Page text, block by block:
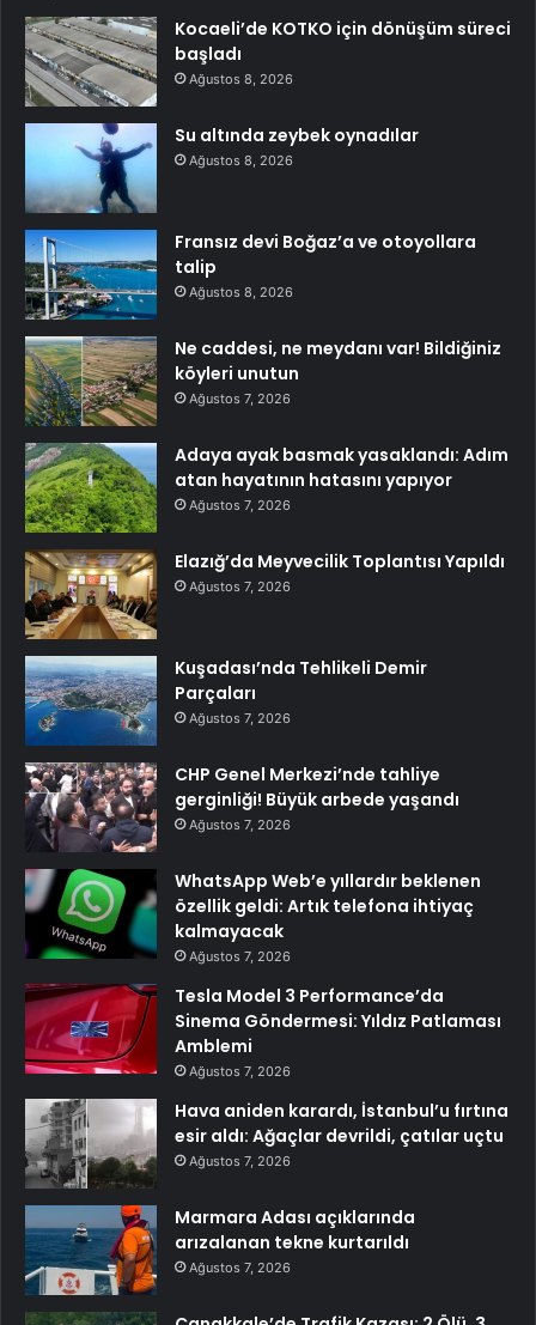
Kocaeli’de KOTKO için dönüşüm süreci
başladı
Ağustos 8, 2026
Su altında zeybek oynadılar
Ağustos 8, 2026
Fransız devi Boğaz’a ve otoyollara
talip
Ağustos 8, 2026
Ne caddesi, ne meydanı var! Bildiğiniz
köyleri unutun
Ağustos 7, 2026
Adaya ayak basmak yasaklandı: Adım
atan hayatının hatasını yapıyor
Ağustos 7, 2026
Elazığ’da Meyvecilik Toplantısı Yapıldı
Ağustos 7, 2026
Kuşadası’nda Tehlikeli Demir
Parçaları
Ağustos 7, 2026
CHP Genel Merkezi’nde tahliye
gerginliği! Büyük arbede yaşandı
Ağustos 7, 2026
WhatsApp Web’e yıllardır beklenen
özellik geldi: Artık telefona ihtiyaç
kalmayacak
Ağustos 7, 2026
Tesla Model 3 Performance’da
Sinema Göndermesi: Yıldız Patlaması
Amblemi
Ağustos 7, 2026
Hava aniden karardı, İstanbul’u fırtına
esir aldı: Ağaçlar devrildi, çatılar uçtu
Ağustos 7, 2026
Marmara Adası açıklarında
arızalanan tekne kurtarıldı
Ağustos 7, 2026